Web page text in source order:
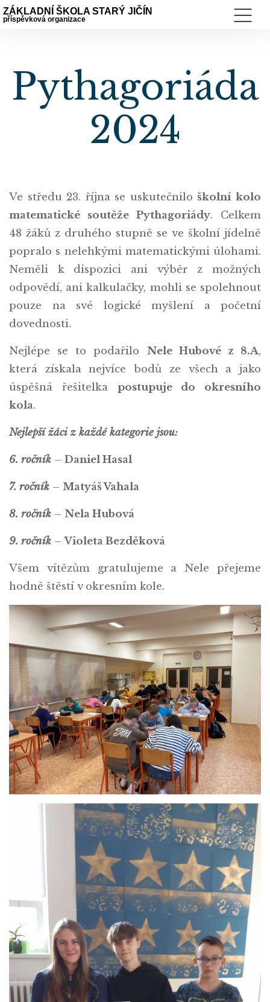
ZÁKLADNÍ ŠKOLA STARÝ JIČÍN
příspěvková organizace
Pythagoriáda
2024
Ve středu 23. října se uskutečnilo školní kolo
matematické soutěže Pythagoriády. Celkem
48 žáků z druhého stupně se ve školní jídelně
popralo s nelehkými matematickými úlohami.
Neměli k dispozici ani výběr z možných
odpovědí, ani kalkulačky, mohli se spolehnout
pouze na své logické myšlení a početní
dovednosti.
Nejlépe se to podařilo Nele Hubové z 8.A,
která získala nejvíce bodů ze všech a jako
úspěšná řešitelka postupuje do okresního
kola.
Nejlepší žáci z každé kategorie jsou:
6. ročník – Daniel Hasal
7. ročník – Matyáš Vahala
8. ročník – Nela Hubová
9. ročník –Violeta Bezděková
Všem vítězům gratulujeme a Nele přejeme
hodně štěstí v okresním kole.